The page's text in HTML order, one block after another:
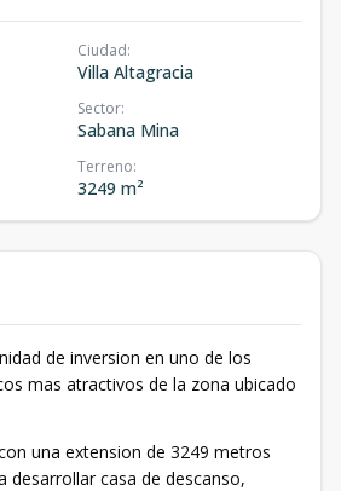
Ciudad:
Villa Altagracia
Sector:
Sabana Mina
Terreno:
3249 m²
de inversion en uno de los
mas atractivos de la zona ubicado
una extension de 3249 metros
desarrollar casa de descanso,